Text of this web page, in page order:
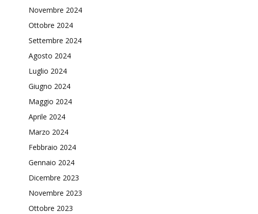
Novembre 2024
Ottobre 2024
Settembre 2024
Agosto 2024
Luglio 2024
Giugno 2024
Maggio 2024
Aprile 2024
Marzo 2024
Febbraio 2024
Gennaio 2024
Dicembre 2023
Novembre 2023
Ottobre 2023